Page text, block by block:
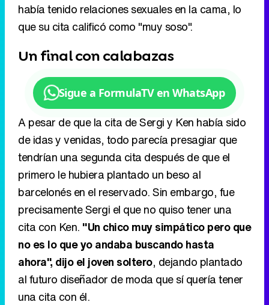
había tenido relaciones sexuales en la cama, lo
que su cita calificó como "muy soso".
Un final con calabazas
Sigue a FormulaTV en WhatsApp
A pesar de que la cita de Sergi y Ken había sido
de idas y venidas, todo parecía presagiar que
tendrían una segunda cita después de que el
primero le hubiera plantado un beso al
barcelonés en el reservado. Sin embargo, fue
precisamente Sergi el que no quiso tener una
cita con Ken. "Un chico muy simpático pero que
no es lo que yo andaba buscando hasta
ahora", dijo el joven soltero, dejando plantado
al futuro diseñador de moda que sí quería tener
una cita con él.